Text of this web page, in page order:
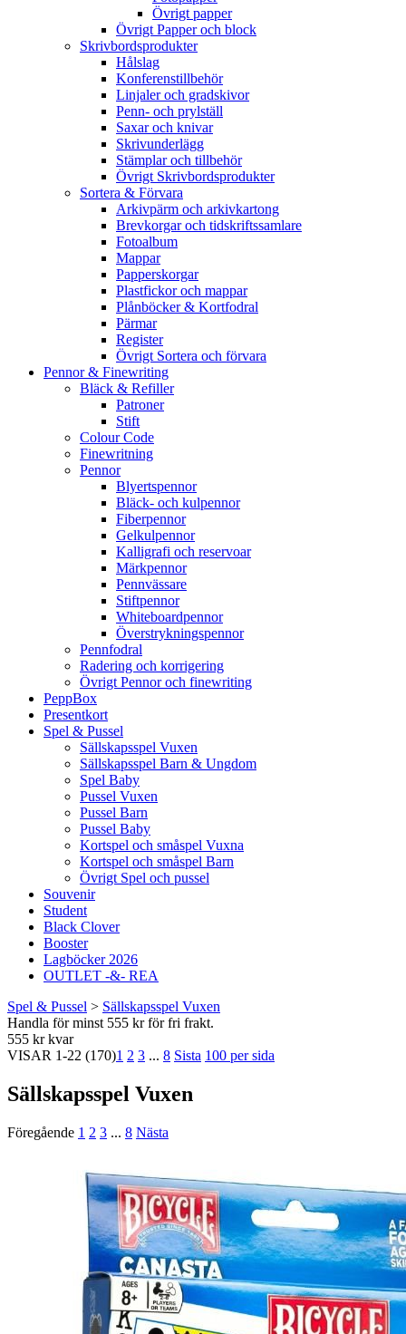
Övrigt papper
Övrigt Papper och block
Skrivbordsprodukter
Hålslag
Konferenstillbehör
Linjaler och gradskivor
Penn- och prylställ
Saxar och knivar
Skrivunderlägg
Stämplar och tillbehör
Övrigt Skrivbordsprodukter
Sortera & Förvara
Arkivpärm och arkivkartong
Brevkorgar och tidskriftssamlare
Fotoalbum
Mappar
Papperskorgar
Plastfickor och mappar
Plånböcker & Kortfodral
Pärmar
Register
Övrigt Sortera och förvara
Pennor & Finewriting
Bläck & Refiller
Patroner
Stift
Colour Code
Finewritning
Pennor
Blyertspennor
Bläck- och kulpennor
Fiberpennor
Gelkulpennor
Kalligrafi och reservoar
Märkpennor
Pennvässare
Stiftpennor
Whiteboardpennor
Överstrykningspennor
Pennfodral
Radering och korrigering
Övrigt Pennor och finewriting
PeppBox
Presentkort
Spel & Pussel
Sällskapsspel Vuxen
Sällskapsspel Barn & Ungdom
Spel Baby
Pussel Vuxen
Pussel Barn
Pussel Baby
Kortspel och småspel Vuxna
Kortspel och småspel Barn
Övrigt Spel och pussel
Souvenir
Student
Black Clover
Booster
Lagböcker 2026
OUTLET -&- REA
Spel & Pussel > Sällskapsspel Vuxen
Handla för minst 555 kr för fri frakt.
555 kr kvar
VISAR 1-22 (170)1 2 3 ... 8 Sista 100 per sida
Sällskapsspel Vuxen
Föregående 1 2 3 ... 8 Nästa